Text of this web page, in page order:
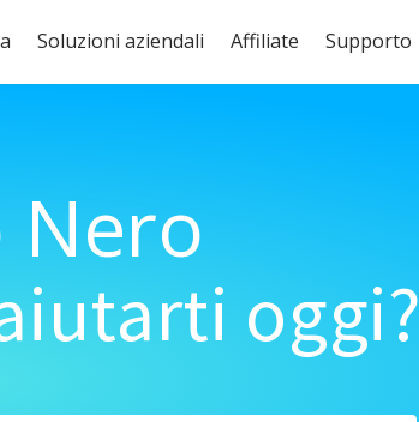
Soluzioni aziendali Affiliate Supporto
Nero
oggi?